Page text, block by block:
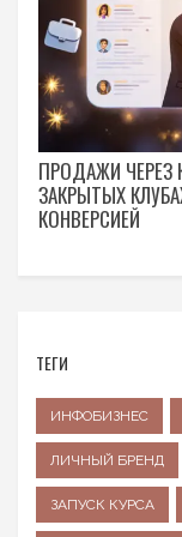
ПРОДАЖИ ЧЕРЕЗ
ЗАКРЫТЫХ
КОНВЕРСИЕЙ
ТЕГИ
ИНФОБИЗНЕС
ЛИЧНЫЙ БРЕНД
ЗАПУСК КУРСА